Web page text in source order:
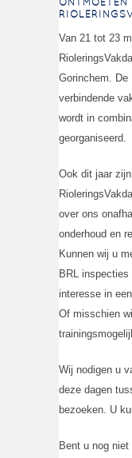
Van 21 tot 23
Gorinchem. De
verbindende
wordt in
georganiseerd.
Ook dit jaar
over ons
onderhoud en
Kunnen wij u
BRL
interesse in
Of misschien
Wij nodigen u
deze dagen
bezoeken. U
Bent u nog